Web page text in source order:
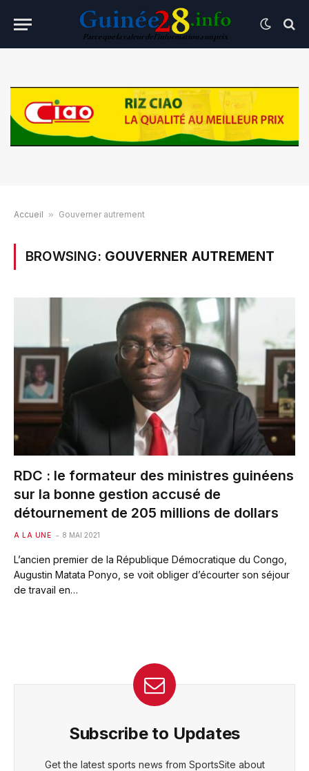
Accueil » Gouverner autrement
BROWSING: GOUVERNER AUTREMENT
RDC : le formateur des ministres guinéens
sur la bonne gestion accusé de
détournement de 205 millions de dollars
A LA UNE 8 MAI 2021
L’ancien premier de la République Démocratique du Congo,
Augustin Matata Ponyo, se voit obliger d’écourter son séjour
de travail en…
Subscribe to Updates
Get the latest sports news from SportsSite about